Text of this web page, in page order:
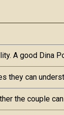
A good Dina
they can
the couple